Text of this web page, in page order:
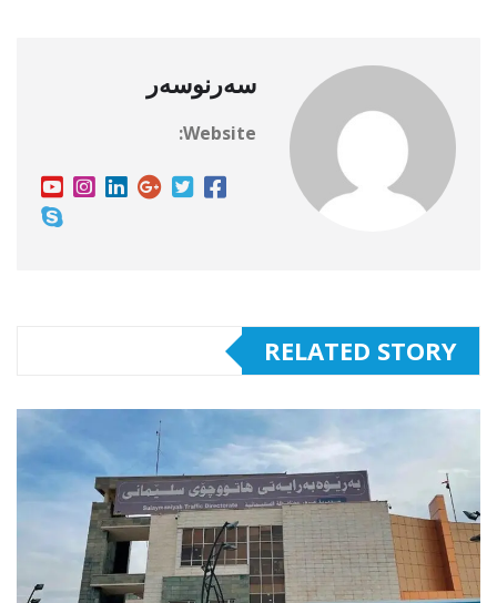
سەرنوسەر
Website:
RELATED STORY